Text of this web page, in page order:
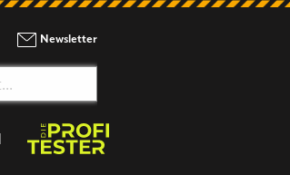
Newsletter